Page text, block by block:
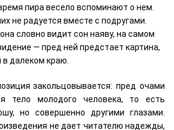
пира весело вспоминают о нем.
не радуется вместе с подругами.
словно видит сон наяву, на самом
— пред ней предстает картина,
далеком краю.
закольцовывается: пред очами
тело молодого человека, то есть
но совершенно другими глазами.
не дает читателю надежды,